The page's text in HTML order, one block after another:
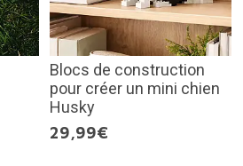
Blocs de construction
pour créer un mini chien
Husky
29,99€